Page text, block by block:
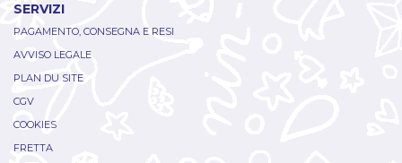
SERVIZI
PAGAMENTO, CONSEGNA E RESI
AVVISO LEGALE
PLAN DU SITE
CGV
COOKIES
FRETTA